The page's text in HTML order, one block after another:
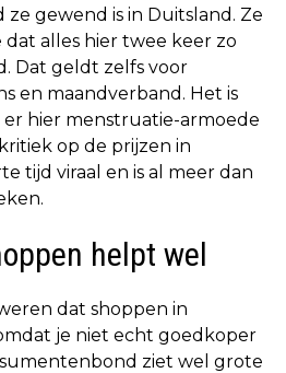
gewend is in Duitsland. Ze
alles hier twee keer zo
Dat geldt zelfs voor
en maandverband. Het is
hier menstruatie-armoede
op de prijzen in
tijd viraal en is al meer dan
helpt wel
dat shoppen in
je niet echt goedkoper
ziet wel grote